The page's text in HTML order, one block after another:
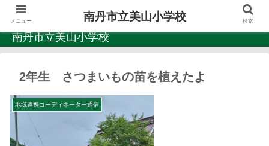
南丹市立美山小学校
2年生 さつまいもの苗を植えたよ
地域連携コーディネーター通信
メニュー 南丹市立美山小学校 検索